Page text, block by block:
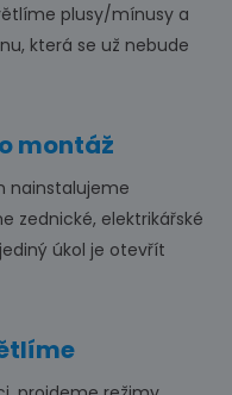
plusy/mínusy a
která se už nebude
montáž
nainstalujeme
zednické, elektrikářské
úkol je otevřít